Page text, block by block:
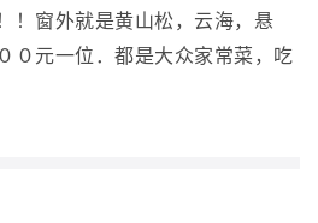
！窗外就是黄山松，云海，悬
０元一位．都是大众家常菜，吃